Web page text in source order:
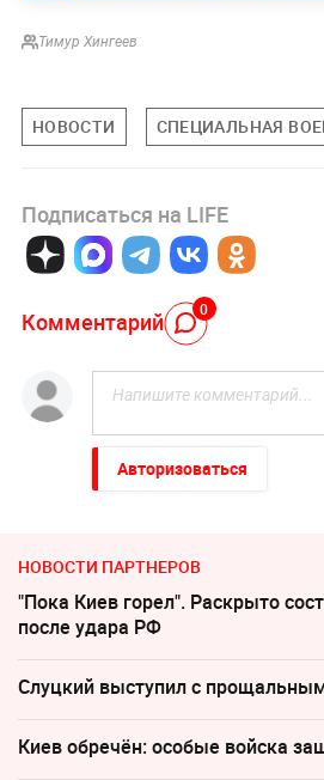
Тимур Хингеев
НОВОСТИ СПЕЦИАЛЬНАЯ
Подписаться на LIFE
Комментарий 0
Авторизоваться
НОВОСТИ ПАРТНЕРОВ
"Пока Киев горел". Раскрыто
после удара РФ
Слуцкий выступил с
Киев обречён: особые войска